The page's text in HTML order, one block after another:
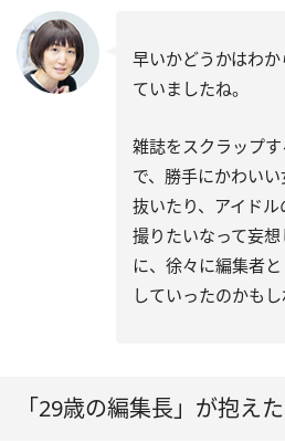
早いかどうかはわ
ていましたね。
雑誌をスクラップ
で、勝手にかわい
抜いたり、アイド
撮りたいなって妄
に、徐々に編集者
していったのかもし
「29歳の編集長」が抱え